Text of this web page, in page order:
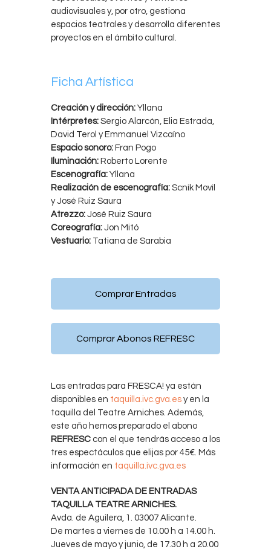
audiovisuales y, por otro, gestiona
espacios teatrales y desarrolla diferentes
proyectos en el ámbito cultural.
Ficha Artística
Creación y dirección: Yllana
Intérpretes: Sergio Alarcón, Elia Estrada,
David Terol y Emmanuel Vizcaíno
Espacio sonoro: Fran Pogo
Iluminación: Roberto Lorente
Escenografía: Yllana
Realización de escenografía: Scnik Movil
y José Ruiz Saura
Atrezzo: José Ruiz Saura
Coreografía: Jon Mitó
Vestuario: Tatiana de Sarabia
Comprar Entradas
Comprar Abonos REFRESC
Las entradas para FRESCA! ya están
disponibles en taquilla.ivc.gva.es y en la
taquilla del Teatre Arniches. Además,
este año hemos preparado el abono
REFRESC con el que tendrás acceso a los
tres espectáculos que elijas por 45€. Más
información en taquilla.ivc.gva.es
VENTA ANTICIPADA DE ENTRADAS
TAQUILLA TEATRE ARNICHES.
Avda. de Aguilera, 1. 03007 Alicante.
De martes a viernes de 10.00 h a 14.00 h.
Jueves de mayo y junio, de 17.30 h a 20.00